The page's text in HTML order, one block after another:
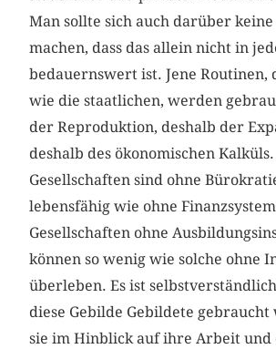
Man sollte sich auch darüber
machen, dass das allein nicht in
bedauernswert ist. Jene Routinen,
wie die staatlichen, werden
der Reproduktion, deshalb der
deshalb des ökonomischen
Gesellschaften sind ohne
lebensfähig wie ohne
Gesellschaften ohne
können so wenig wie solche ohne
überleben. Es ist
diese Gebilde Gebildete gebraucht
sie im Hinblick auf ihre Arbeit und